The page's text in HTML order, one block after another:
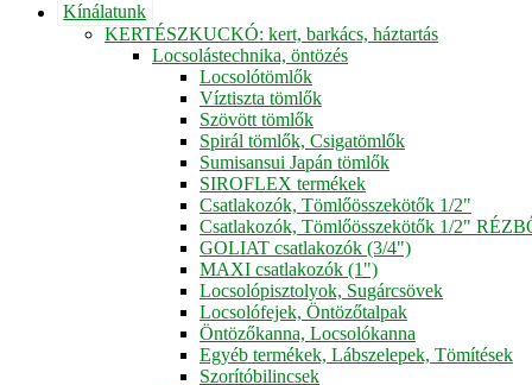
Kínálatunk
KERTÉSZKUCKÓ: kert, barkács, háztartás
Locsolástechnika, öntözés
Locsolótömlők
Víztiszta tömlők
Szövött tömlők
Spirál tömlők, Csigatömlők
Sumisansui Japán tömlők
SIROFLEX termékek
Csatlakozók, Tömlőösszekötők 1/2"
Csatlakozók, Tömlőösszekötők 1/2"
GOLIAT csatlakozók (3/4")
MAXI csatlakozók (1")
Locsolópisztolyok, Sugárcsövek
Locsolófejek, Öntözőtalpak
Öntözőkanna, Locsolókanna
Egyéb termékek, Lábszelepek, Tömítések
Szorítóbilincsek